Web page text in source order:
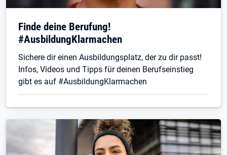
Finde deine Berufung!
#AusbildungKlarmachen
Sichere dir einen Ausbildungsplatz, der zu dir passt!
Infos, Videos und Tipps für deinen Berufseinstieg
gibt es auf #AusbildungKlarmachen